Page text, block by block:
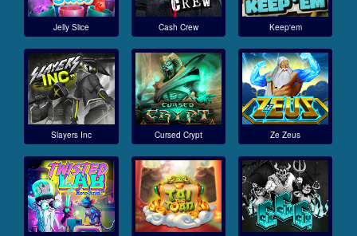
Jelly Slice Cash Crew Keep'em
Slayers Inc Cursed Crypt Ze Zeus